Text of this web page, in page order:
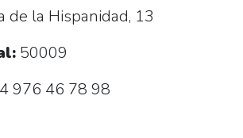
de la Hispanidad, 13
50009
976 46 78 98